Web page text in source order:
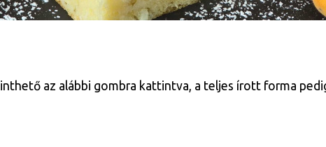
az alábbi gombra kattintva, a teljes írott forma